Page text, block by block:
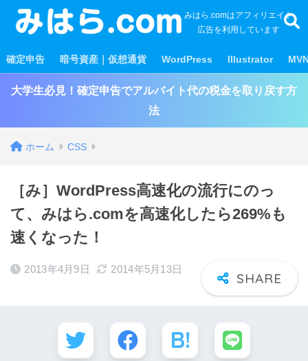
みはら.comはアフィリエイト
広告を利用しています
確定申告 暗号資産｜仮想通貨 WordPress Illustrator
大学生必見！確定申告でアルバイト代の税金を取り戻す方
法
ホーム CSS
［み］WordPress高速化の流行にのっ
て、みはら.comを高速化したら269%も
速くなった！
2013年4月9日 2014年5月13日